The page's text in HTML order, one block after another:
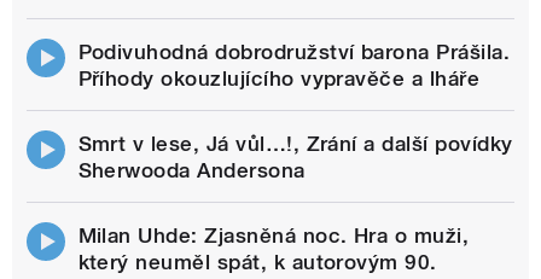
Podivuhodná dobrodružství barona Prášila.
Příhody okouzlujícího vypravěče a lháře
Smrt v lese, Já vůl…!, Zrání a další povídky
Sherwooda Andersona
Milan Uhde: Zjasněná noc. Hra o muži,
který neuměl spát, k autorovým 90.